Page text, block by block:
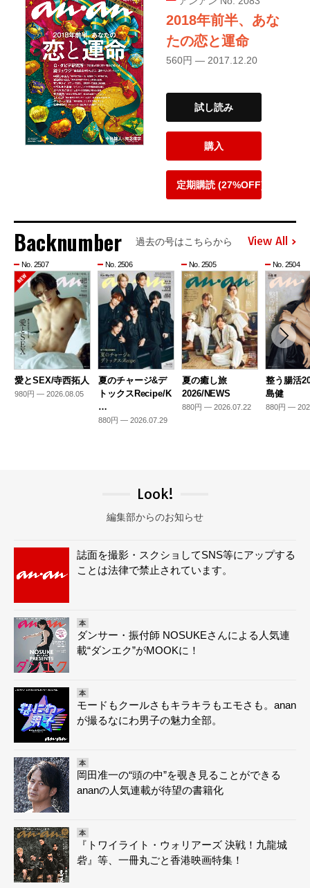
2018年前半、あな
たの恋と運命
560円 — 2017.12.20
試し読み
購入
定期購読 (27%OFF)
Backnumber 過去の号はこちらから View All
No. 2507
愛とSEX/寺西拓人
980円 — 2026.08.05
No. 2506
夏のチャージ&デ
トックスRecipe/K
…
880円 — 2026.07.29
No. 2505
夏の癒し旅
2026/NEWS
880円 — 2026.07.22
No. 2504
整う腸活
島健
880円 —
Look!
編集部からのお知らせ
誌面を撮影・スクショしてSNS等にアップする
ことは法律で禁止されています。
本
ダンサー・振付師 NOSUKEさんによる人気連
載“ダンエク”がMOOKに！
本
モードもクールさもキラキラもエモさも。anan
が撮るなにわ男子の魅力全部。
本
岡田准一の“頭の中”を覗き見ることができる
ananの人気連載が待望の書籍化
本
『トワイライト・ウォリアーズ 決戦！九龍城
砦』等、一冊丸ごと香港映画特集！